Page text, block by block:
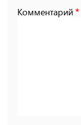
Комментарий